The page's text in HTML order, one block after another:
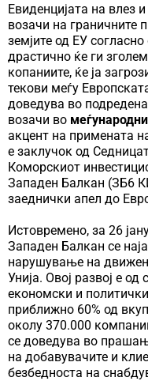
Евиденцијата на влез
возачи на граничните
земјите од ЕУ
драстично ќе ги
копаниите, ќе ја
текови меѓу
доведува во
возачи во
акцент на примената
е заклучок од
Коморскиот
Западен Балкан (ЗБ6
заеднички апел до
Истовремено, за 26
Западен Балкан се
нарушување на
Унија. Овој развој е
економски и
приближно 60% од
околу 370.000
се доведува во
на добавувачите и
безбедноста на